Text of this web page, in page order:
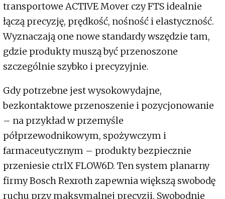
transportowe ACTIVE Mover czy FTS idealnie
łączą precyzję, prędkość, nośność i elastyczność.
Wyznaczają one nowe standardy wszędzie tam,
gdzie produkty muszą być przenoszone
szczególnie szybko i precyzyjnie.
Gdy potrzebne jest wysokowydajne,
bezkontaktowe przenoszenie i pozycjonowanie
– na przykład w przemyśle
półprzewodnikowym, spożywczym i
farmaceutycznym – produkty bezpiecznie
przeniesie ctrlX FLOW6D. Ten system planarny
firmy Bosch Rexroth zapewnia większą swobodę
ruchu przy maksymalnej precyzji. Swobodnie